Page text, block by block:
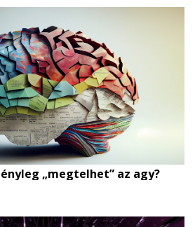
„megtelhet” az agy?